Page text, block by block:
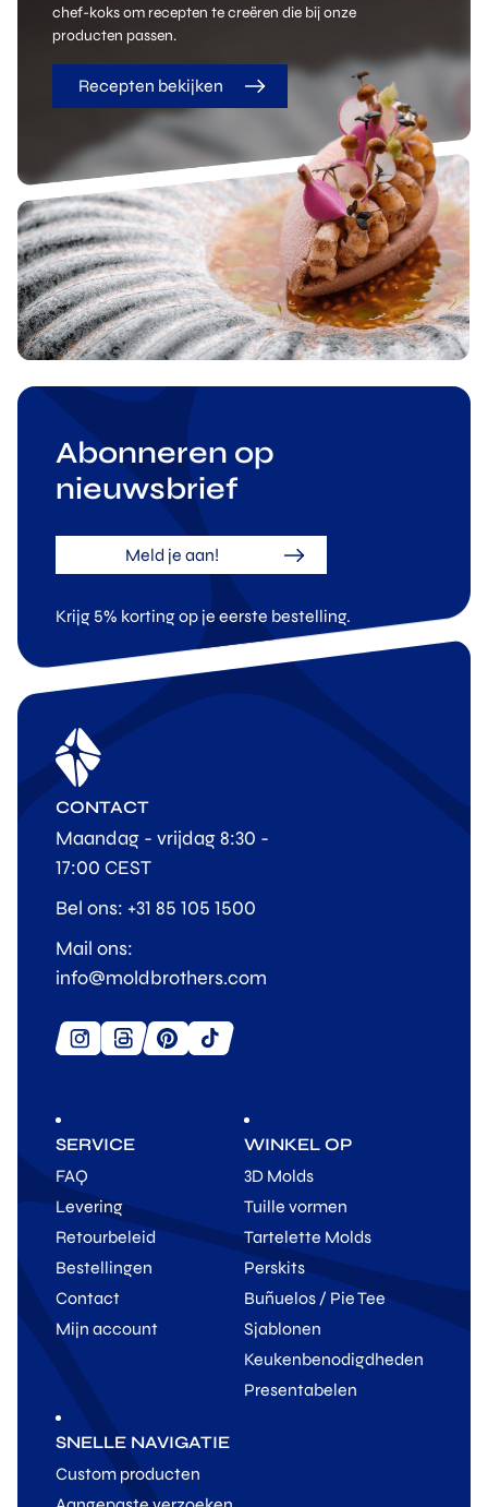
chef-koks om recepten te creëren die bij onze
producten passen.
Recepten bekijken
Abonneren op
nieuwsbrief
Meld je aan!
Krijg 5% korting op je eerste bestelling.
SERVICE
FAQ
Levering
Retourbeleid
Bestellingen
Contact
Mijn account
WINKEL OP
3D Molds
Tuille vormen
Tartelette Molds
Perskits
Buñuelos / Pie Tee
Sjablonen
Keukenbenodigdheden
Presentabelen
SNELLE NAVIGATIE
Custom producten
CONTACT
Maandag - vrijdag 8:30 -
17:00 CEST
Bel ons: +31 85 105 1500
Mail ons:
info@moldbrothers.com